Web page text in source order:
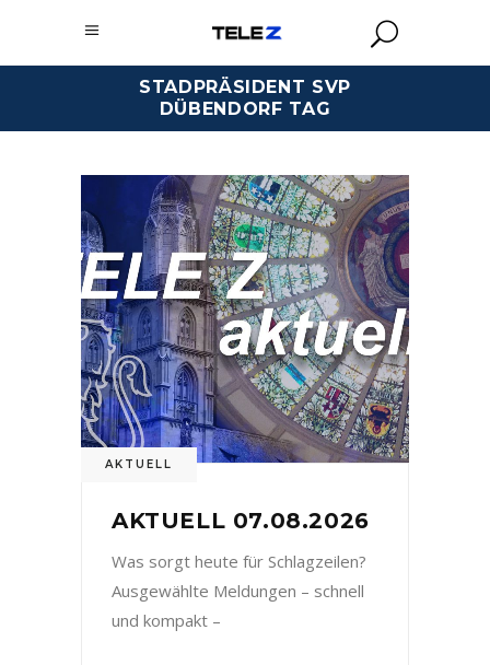
STADPRÄSIDENT SVP
DÜBENDORF TAG
AKTUELL
AKTUELL 07.08.2026
Was sorgt heute für Schlagzeilen?
Ausgewählte Meldungen – schnell
und kompakt –